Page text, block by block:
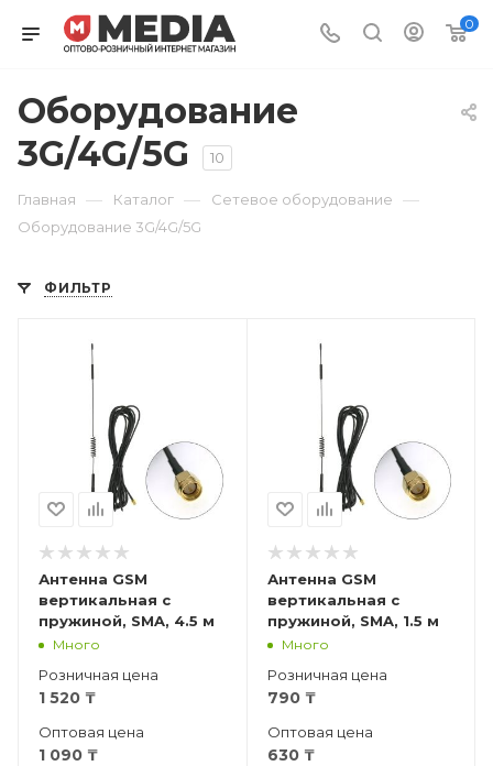
0
Оборудование
3G/4G/5G
10
Главная — Каталог — Сетевое оборудование —
Оборудование 3G/4G/5G
ФИЛЬТР
Антенна GSM
вертикальная с
пружиной, SMA, 4.5 м
Много
Розничная цена
1 520 ₸
Оптовая цена
1 090 ₸
Антенна GSM
вертикальная с
пружиной, SMA, 1.5 м
Много
Розничная цена
790₸
Оптовая цена
630₸